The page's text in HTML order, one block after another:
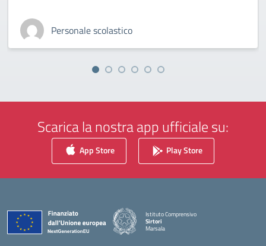
Personale scolastico
Scarica la nostra app ufficiale su:
App Store Play Store
Istituto Comprensivo
Sirtori
Marsala